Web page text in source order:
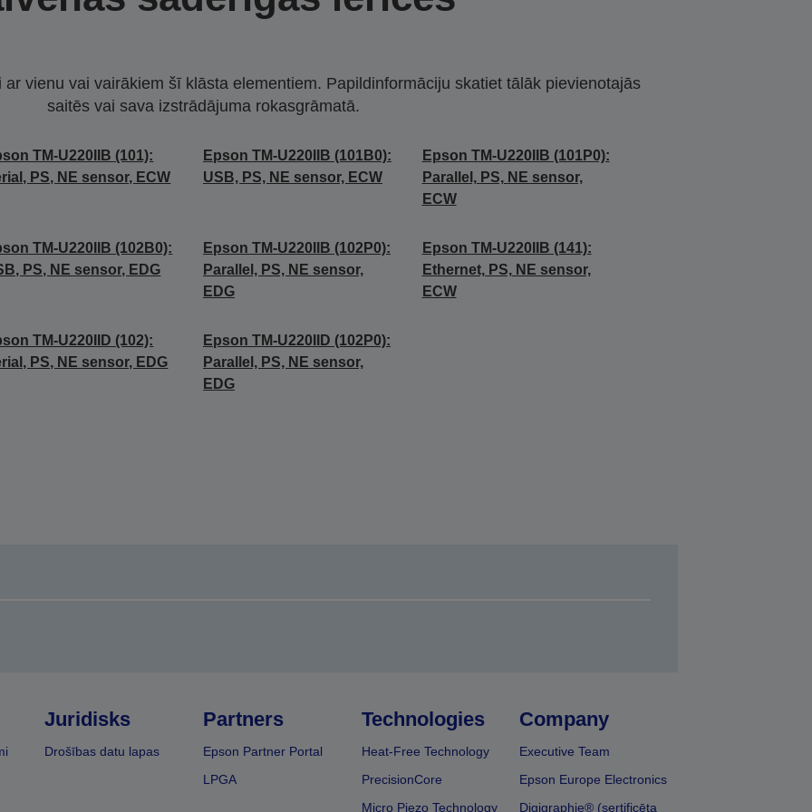
vienu vai vairākiem šī klāsta elementiem. Papildinformāciju skatiet tālāk pievienotajās
saitēs vai sava izstrādājuma rokasgrāmatā.
TM-U220IIB (101):
PS, NE sensor, ECW
Epson TM-U220IIB (101B0):
USB, PS, NE sensor, ECW
Epson TM-U220IIB (101P0):
Parallel, PS, NE sensor,
ECW
TM-U220IIB (102B0):
PS, NE sensor, EDG
Epson TM-U220IIB (102P0):
Parallel, PS, NE sensor,
EDG
Epson TM-U220IIB (141):
Ethernet, PS, NE sensor,
ECW
TM-U220IID (102):
PS, NE sensor, EDG
Epson TM-U220IID (102P0):
Parallel, PS, NE sensor,
EDG
Juridisks
Drošības datu lapas
Partners
Epson Partner Portal
LPGA
Technologies
Heat-Free Technology
PrecisionCore
Micro Piezo Technology
Company
Executive Team
Epson Europe Electronics
Digigraphie® (sertificēta